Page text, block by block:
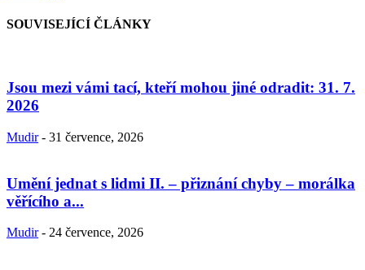
SOUVISEJÍCÍ ČLÁNKY
Jsou mezi vámi tací, kteří mohou jiné odradit: 31. 7.
2026
Mudir - 31 července, 2026
Umění jednat s lidmi II. – přiznání chyby – morálka
věřícího a...
Mudir - 24 července, 2026